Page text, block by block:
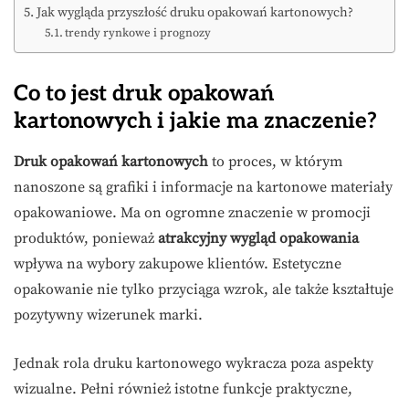
Jak wygląda przyszłość druku opakowań kartonowych?
trendy rynkowe i prognozy
Co to jest druk opakowań
kartonowych i jakie ma znaczenie?
Druk opakowań kartonowych to proces, w którym
nanoszone są grafiki i informacje na kartonowe materiały
opakowaniowe. Ma on ogromne znaczenie w promocji
produktów, ponieważ atrakcyjny wygląd opakowania
wpływa na wybory zakupowe klientów. Estetyczne
opakowanie nie tylko przyciąga wzrok, ale także kształtuje
pozytywny wizerunek marki.
Jednak rola druku kartonowego wykracza poza aspekty
wizualne. Pełni również istotne funkcje praktyczne,